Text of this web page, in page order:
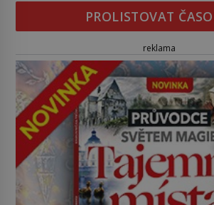
PROLISTOVAT
reklama